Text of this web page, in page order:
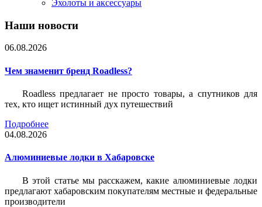
Эхолоты и аксессуары
Наши новости
06.08.2026
Чем знаменит бренд Roadless?
Roadless предлагает не просто товары, а спутников для
тех, кто ищет истинный дух путешествий
Подробнее
04.08.2026
Алюминиевые лодки в Хабаровске
В этой статье мы расскажем, какие алюминиевые лодки
предлагают хабаровским покупателям местные и федеральные
производители